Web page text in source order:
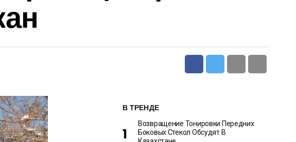
В ТРЕНДЕ
Возвращение Тонировки Передних
Боковых Стекол Обсудят В